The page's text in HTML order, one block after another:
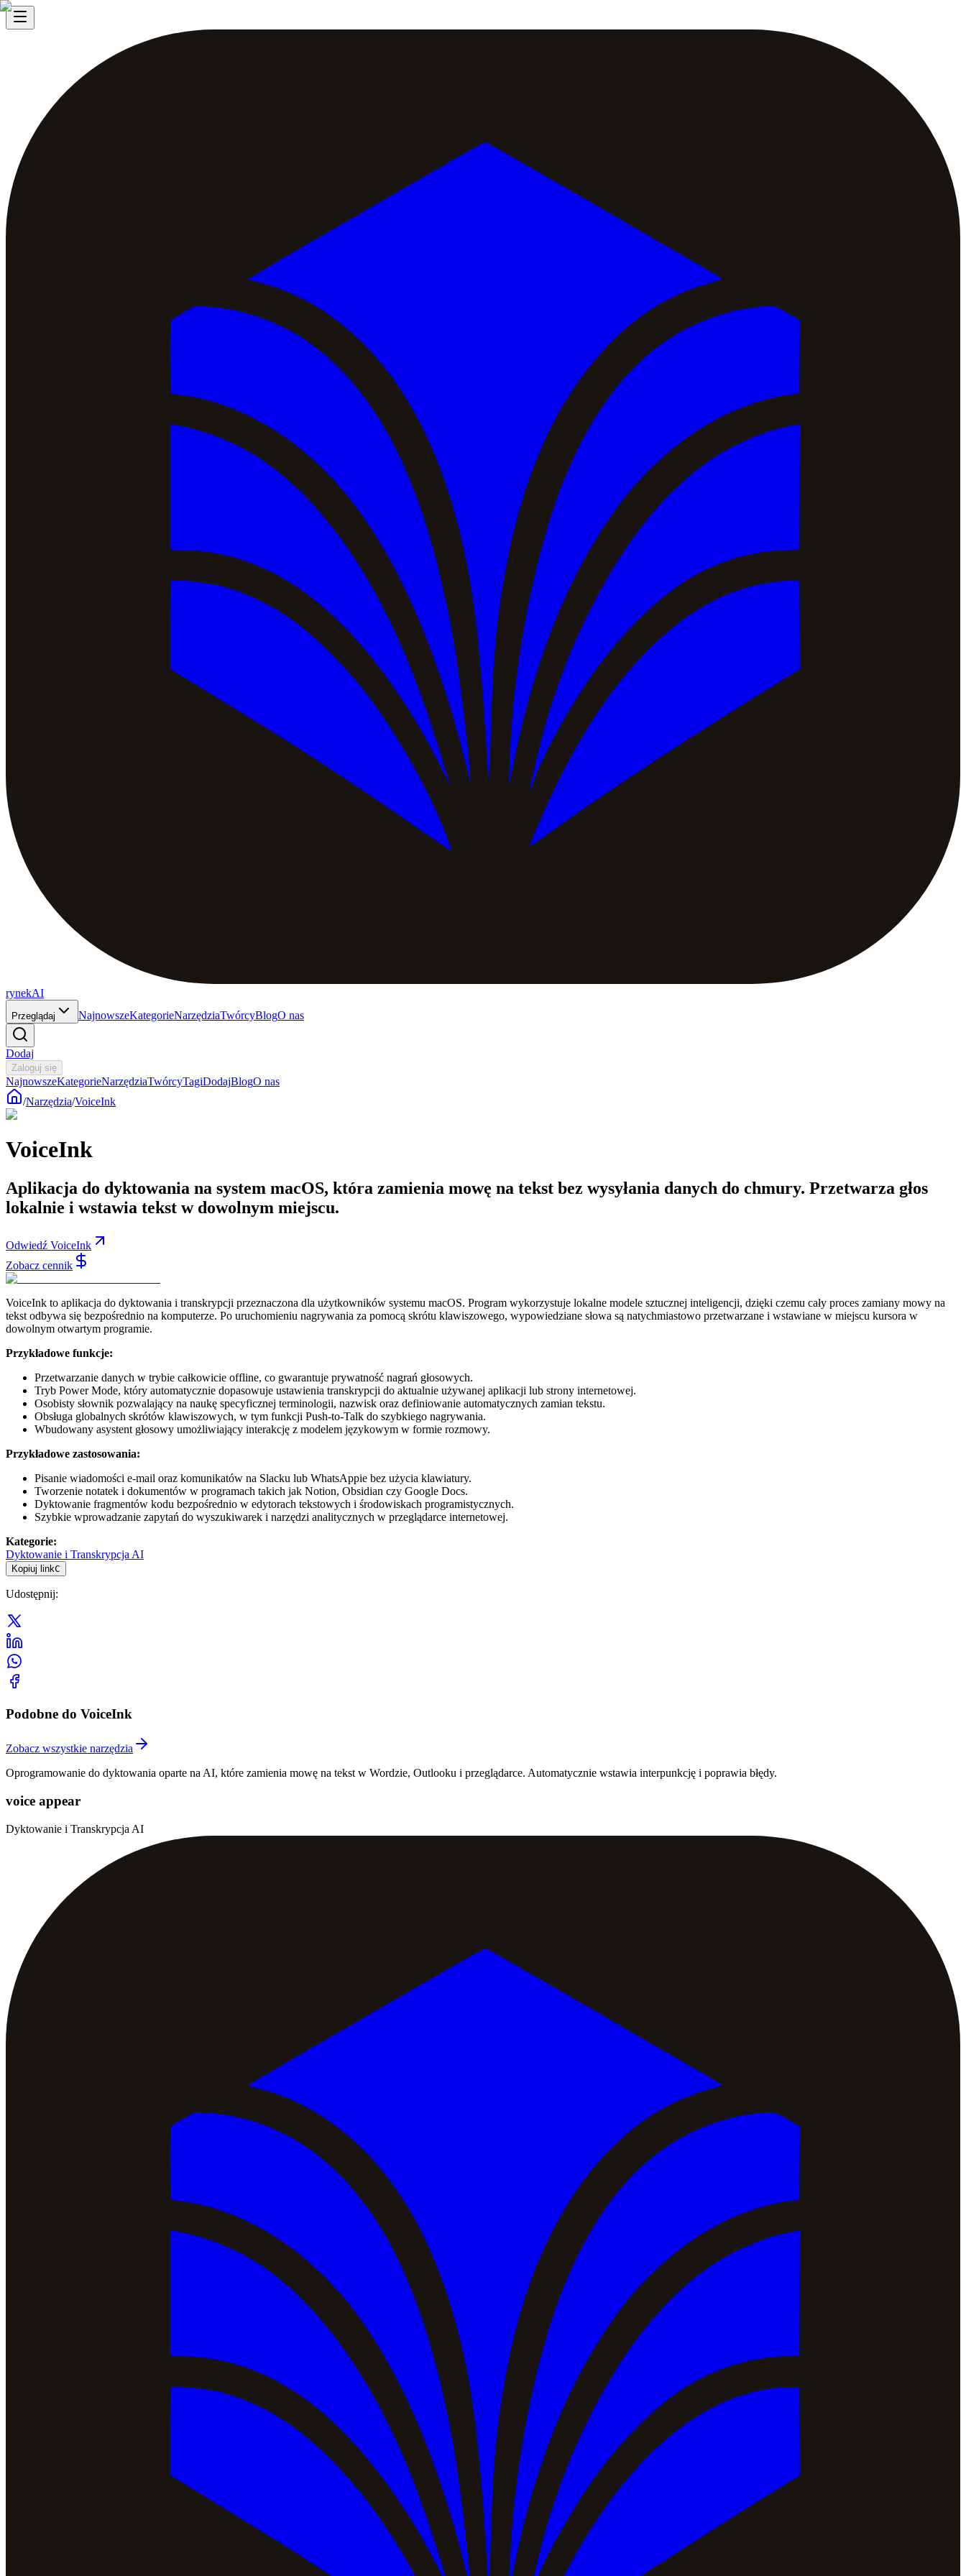
rynekAI
Przeglądaj NajnowszeKategorieNarzędziaTwórcyBlogO nas
Dodaj
Zaloguj się
NajnowszeKategorieNarzędziaTwórcyTagiDodajBlogO nas
/Narzędzia/VoiceInk
VoiceInk
Aplikacja do dyktowania na system macOS, która zamienia mowę na tekst bez wysyłania danych do chmury. Przetwarza głos
lokalnie i wstawia tekst w dowolnym miejscu.
Odwiedź VoiceInk
Zobacz cennik
VoiceInk to aplikacja do dyktowania i transkrypcji przeznaczona dla użytkowników systemu macOS. Program wykorzystuje lokalne modele sztucznej inteligencji, dzięki czemu cały proces zamiany mowy na
tekst odbywa się bezpośrednio na komputerze. Po uruchomieniu nagrywania za pomocą skrótu klawiszowego, wypowiedziane słowa są natychmiastowo przetwarzane i wstawiane w miejscu kursora w
dowolnym otwartym programie.
Przykładowe funkcje:
Przetwarzanie danych w trybie całkowicie offline, co gwarantuje prywatność nagrań głosowych.
Tryb Power Mode, który automatycznie dopasowuje ustawienia transkrypcji do aktualnie używanej aplikacji lub strony internetowej.
Osobisty słownik pozwalający na naukę specyficznej terminologii, nazwisk oraz definiowanie automatycznych zamian tekstu.
Obsługa globalnych skrótów klawiszowych, w tym funkcji Push-to-Talk do szybkiego nagrywania.
Wbudowany asystent głosowy umożliwiający interakcję z modelem językowym w formie rozmowy.
Przykładowe zastosowania:
Pisanie wiadomości e-mail oraz komunikatów na Slacku lub WhatsAppie bez użycia klawiatury.
Tworzenie notatek i dokumentów w programach takich jak Notion, Obsidian czy Google Docs.
Dyktowanie fragmentów kodu bezpośrednio w edytorach tekstowych i środowiskach programistycznych.
Szybkie wprowadzanie zapytań do wyszukiwarek i narzędzi analitycznych w przeglądarce internetowej.
Kategorie:
Dyktowanie i Transkrypcja AI
Kopiuj linkC
Udostępnij:
Podobne do VoiceInk
Zobacz wszystkie narzędzia
Oprogramowanie do dyktowania oparte na AI, które zamienia mowę na tekst w Wordzie, Outlooku i przeglądarce. Automatycznie wstawia interpunkcję i poprawia błędy.
voice appear
Dyktowanie i Transkrypcja AI